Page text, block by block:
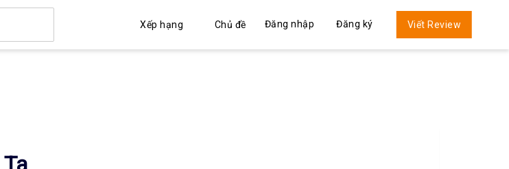
Xếp hạng Chủ đề Đăng nhập Đăng ký Viết Review